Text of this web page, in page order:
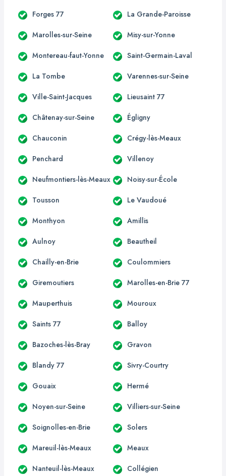
Forges 77 La Grande-Paroisse
Marolles-sur-Seine Misy-sur-Yonne
Montereau-faut-Yonne Saint-Germain-Laval
La Tombe Varennes-sur-Seine
Ville-Saint-Jacques Lieusaint 77
Châtenay-sur-Seine Égligny
Chauconin Crégy-lès-Meaux
Penchard Villenoy
Neufmontiers-lès-Meaux Noisy-sur-École
Tousson Le Vaudoué
Monthyon Amillis
Aulnoy Beautheil
Chailly-en-Brie Coulommiers
Giremoutiers Marolles-en-Brie 77
Mauperthuis Mouroux
Saints 77 Balloy
Bazoches-lès-Bray Gravon
Blandy 77 Sivry-Courtry
Gouaix Hermé
Noyen-sur-Seine Villiers-sur-Seine
Soignolles-en-Brie Solers
Mareuil-lès-Meaux Meaux
Nanteuil-lès-Meaux Collégien